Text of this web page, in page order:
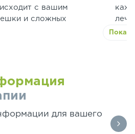
с вашим
и сложных
для вашего